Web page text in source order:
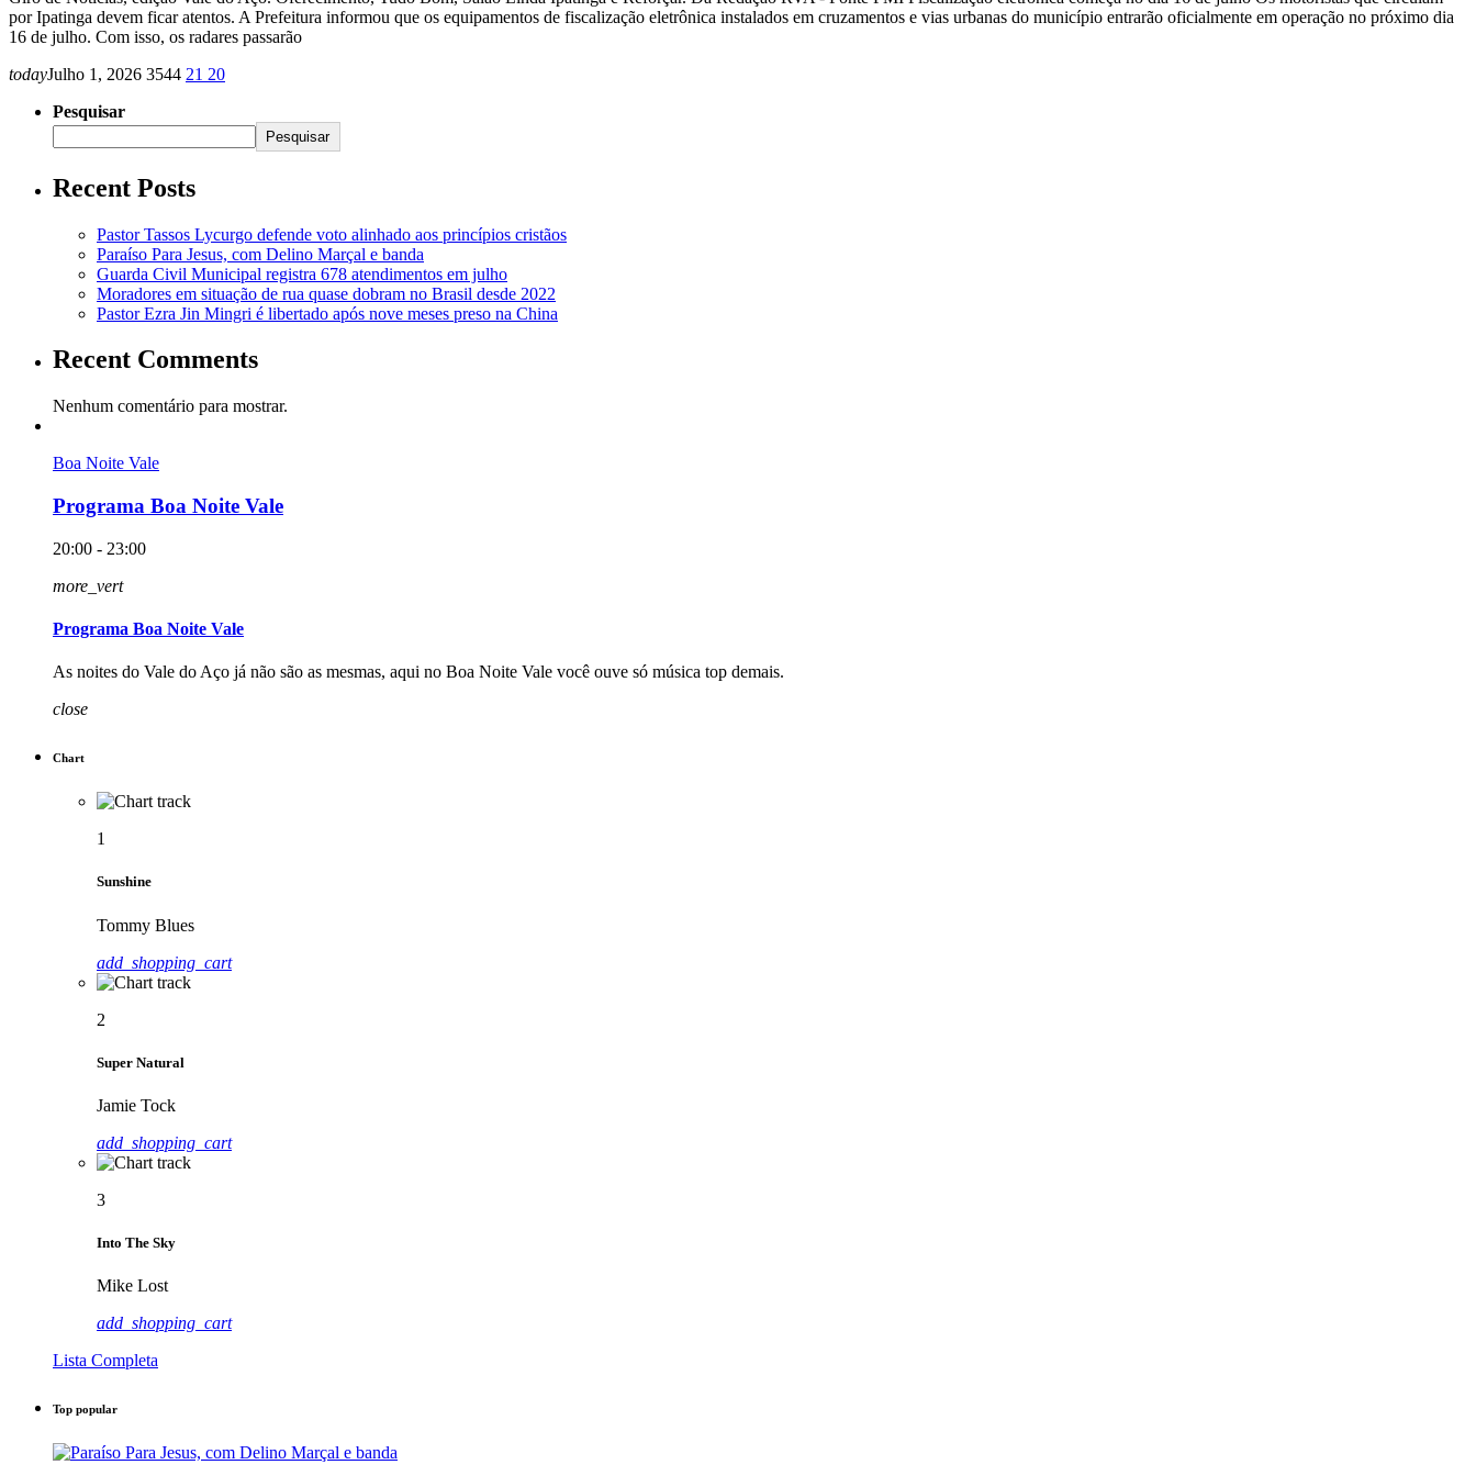
por Ipatinga devem ficar atentos. A Prefeitura informou que os equipamentos de fiscalização eletrônica instalados em cruzamentos e vias urbanas do município entrarão oficialmente em operação no próximo dia
16 de julho. Com isso, os radares passarão
todayJulho 1, 2026 3544 21 20
Pesquisar
Pesquisar
Recent Posts
Pastor Tassos Lycurgo defende voto alinhado aos princípios cristãos
Paraíso Para Jesus, com Delino Marçal e banda
Guarda Civil Municipal registra 678 atendimentos em julho
Moradores em situação de rua quase dobram no Brasil desde 2022
Pastor Ezra Jin Mingri é libertado após nove meses preso na China
Recent Comments
Nenhum comentário para mostrar.
Boa Noite Vale
Programa Boa Noite Vale
20:00 - 23:00
more_vert
Programa Boa Noite Vale
As noites do Vale do Aço já não são as mesmas, aqui no Boa Noite Vale você ouve só música top demais.
close
Chart
1
Sunshine
Tommy Blues
add_shopping_cart
2
Super Natural
Jamie Tock
add_shopping_cart
3
Into The Sky
Mike Lost
add_shopping_cart
Lista Completa
Top popular